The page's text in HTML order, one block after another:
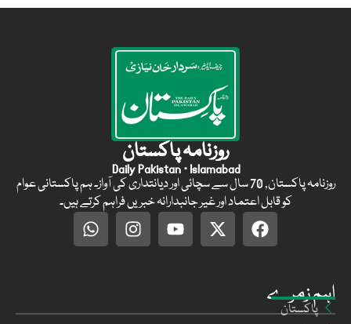
اہم زمرے
پاکستان
روزنامہ پاکستان
Daily Pakistan · Islamabad
روزنامہ پاکستان, 70 سال سے سچائی اور دیانتداری کی آواز۔ ہم پاکستانی عوام
کو قابل اعتماد اور غیر جانبدارانہ خبریں فراہم کرتے ہیں۔